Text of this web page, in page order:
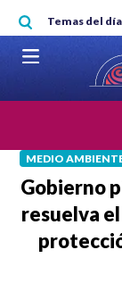
Pasar al contenido
Temas del
"HABLAR
MEDIO
Gobierno
resuelva